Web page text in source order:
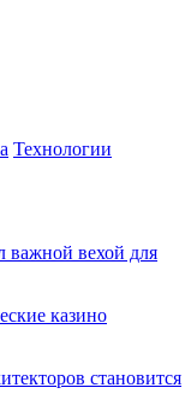
Технологии
важной вехой для
казино
становится